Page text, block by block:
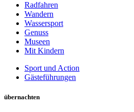
Radfahren
Wandern
Wassersport
Genuss
Museen
Mit Kindern
Sport und Action
Gästeführungen
übernachten